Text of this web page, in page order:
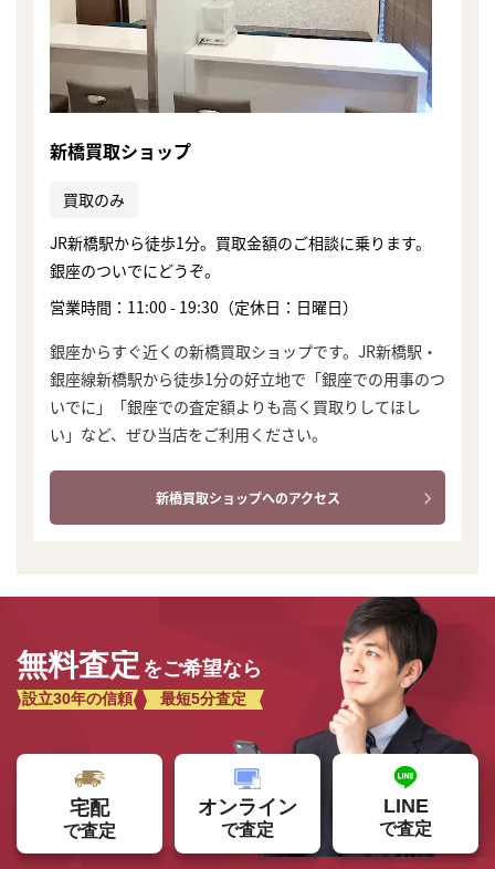
新橋買取ショップ
買取のみ
JR新橋駅から徒歩1分。買取金額のご相談に乗ります。
銀座のついでにどうぞ。
営業時間：11:00 - 19:30（定休日：日曜日）
銀座からすぐ近くの新橋買取ショップです。JR新橋駅・
銀座線新橋駅から徒歩1分の好立地で「銀座での用事のつ
いでに」「銀座での査定額よりも高く買取りしてほし
い」など、ぜひ当店をご利用ください。
新橋買取ショップへのアクセス
無料査定 をご希望なら
設立30年の信頼 最短5分査定
宅配
で査定
オンライン
で査定
LINE
で査定
まずは
かんたん30秒でお試し査定